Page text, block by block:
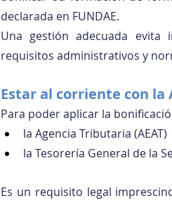
declarada en FUNDAE.
Una gestión adecuada
requisitos administrativos y
Estar al corriente con
Para poder aplicar la
la Agencia Tributaria (AEAT)
la Tesorería General de la
Es un requisito legal